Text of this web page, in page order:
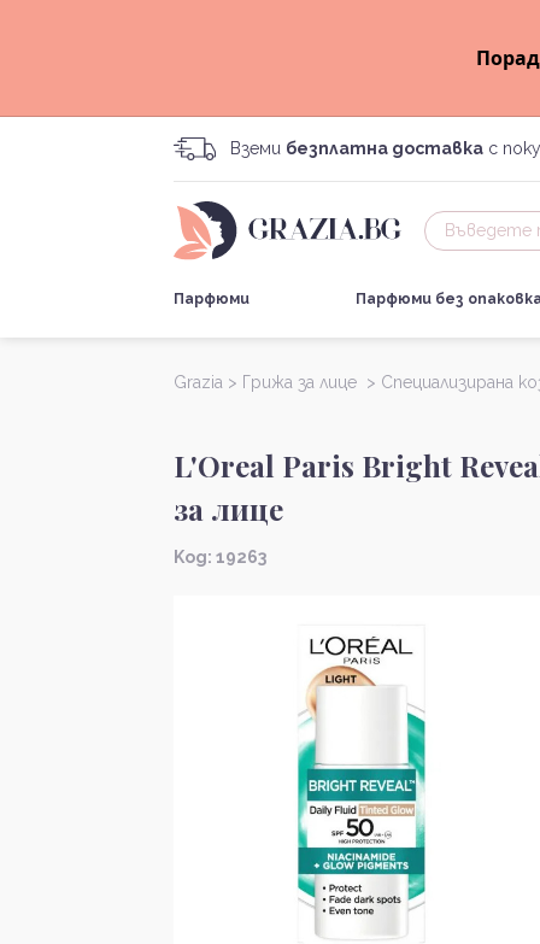
Вземи безплатна доставка с
Парфюми Парфюми без опаковка
Grazia > Грижа за лице > Специализирана
L'Oreal Paris Bright
за лице
Kод: 19263